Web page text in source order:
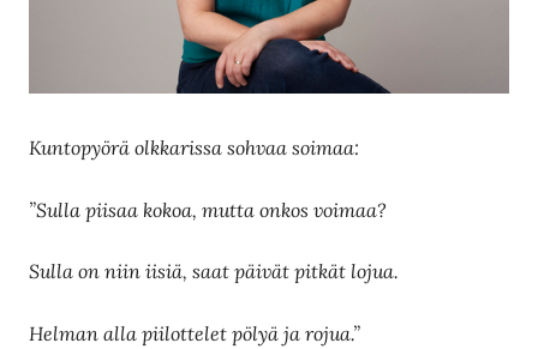
Kuntopyörä olkkarissa sohvaa soimaa:
”Sulla piisaa kokoa, mutta onkos voimaa?
Sulla on niin iisiä, saat päivät pitkät lojua.
Helman alla piilottelet pölyä ja rojua.”